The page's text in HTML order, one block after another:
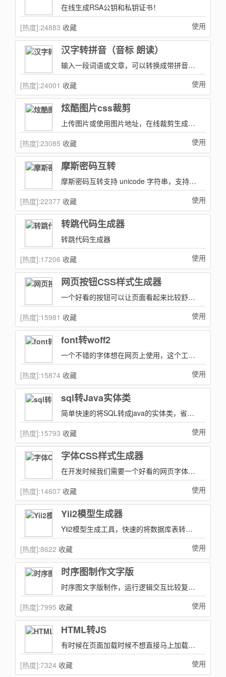
在线生成RSA公钥和私钥证书！
[热度]:24883 收藏 使用
汉字转拼音（音标 朗读）
输入一段词语或文章，可以转换成带拼音及对文章进行朗读！
[热度]:24001 收藏 使用
炫酷图片css裁剪
上传图片或使用图片地址，在线裁剪生成css样式代码。有多种风格样式，裁剪非常炫酷！
[热度]:23085 收藏 使用
摩斯密码互转
摩斯密码互转支持 unicode 字符串，支持中文 morse 密码编码。
[热度]:22377 收藏 使用
转跳代码生成器
转跳代码生成器
[热度]:17206 收藏 使用
网页按钮CSS样式生成器
一个好看的按钮可以让页面看起来比较舒服，我们可以使用按钮CSS样式生成器来生成一个我们需要的CSS样式!
[热度]:15981 收藏 使用
font转woff2
一个不错的字体想在网页上使用，这个工具就实在方便多了~自动生成woff2字体以及对应实例文件！字体文件转在线网页字体
[热度]:15874 收藏 使用
sql转Java实体类
简单快速的将SQL转成java的实体类，省去重复的操作！
[热度]:15793 收藏 使用
字体CSS样式生成器
在开发时候我们需要一个好看的网页字体，需要不断调整网页上预览才能看到最终效果，我们可以用这个小工具来快速筛选出我们需要的css效果！
[热度]:14607 收藏 使用
Yii2模型生成器
Yii2模型生成工具，快速的将数据库表转成对应的模型用来解决重复操作~
[热度]:8622 收藏 使用
时序图制作文字版
时序图文字版制作，运行逻辑交互比较复杂情况下，时序图和流程图是一个不错解释方式。
[热度]:7995 收藏 使用
HTML转JS
有时候在页面加载时候不想直接马上加载某个html或js，这个时候可以使用此工具来将HTML转js来实现一点延迟加载功能！
[热度]:7324 收藏 使用